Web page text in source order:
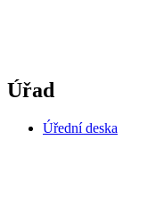
Úřad
Úřední deska